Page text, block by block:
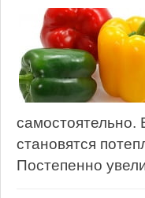
самостоятельно.
становятся
Постепенно